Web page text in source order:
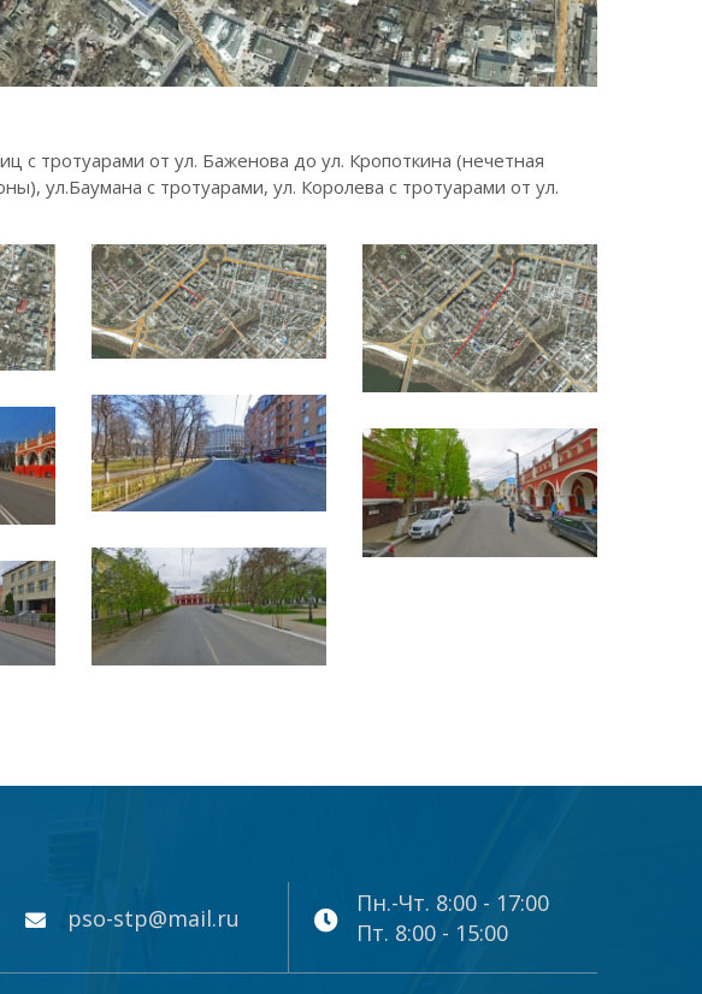
с тротуарами от ул. Баженова до ул. Кропоткина (нечетная
ул.Баумана с тротуарами, ул. Королева с тротуарами от ул.
pso-stp@mail.ru
Пн.-Чт. 8:00 - 17:00
Пт. 8:00 - 15:00